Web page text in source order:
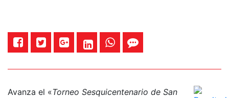
Avanza el «Torneo Sesquicentenario de San